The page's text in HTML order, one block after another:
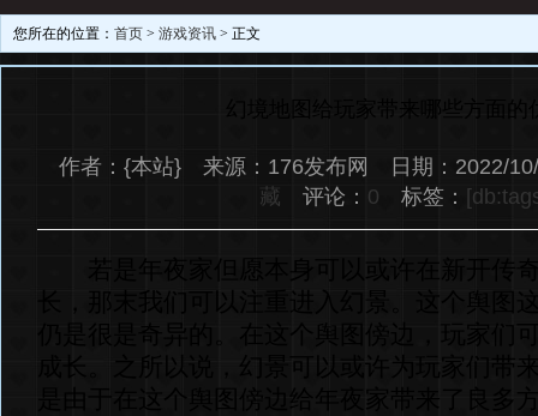
布网
游戏资讯
您所在的位置： 首页 > 游戏资讯 > 正文
幻境地图给玩家带来哪些方面的
作者：{本站} 来源：176发布网 日期：
藏 评论： 0 标签：
若是年夜家但愿本身可以或许在新开传
长，那末我们可以注重进入幻景。这个舆图
仍是很是奇异的。在这个舆图傍边，玩家们
成长。之所以说，幻景可以或许为玩家们带
是由于在这个舆图傍边给年夜家带来了良多